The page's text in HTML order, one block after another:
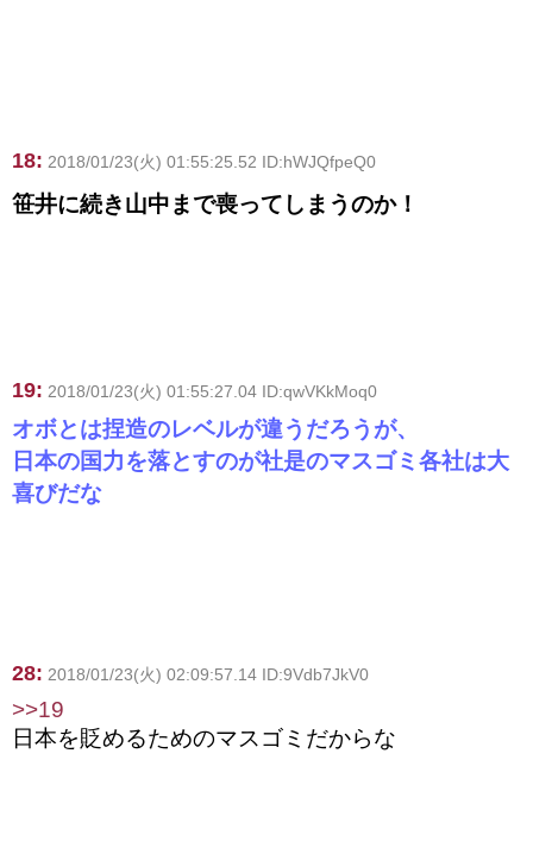
18: 2018/01/23(火) 01:55:25.52 ID:hWJQfpeQ0
笹井に続き山中まで喪ってしまうのか！
19: 2018/01/23(火) 01:55:27.04 ID:qwVKkMoq0
オボとは捏造のレベルが違うだろうが、
日本の国力を落とすのが社是のマスゴミ各社は大
喜びだな
28: 2018/01/23(火) 02:09:57.14 ID:9Vdb7JkV0
>>19
日本を貶めるためのマスゴミだからな